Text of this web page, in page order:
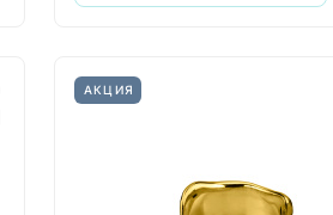
АКЦИЯ